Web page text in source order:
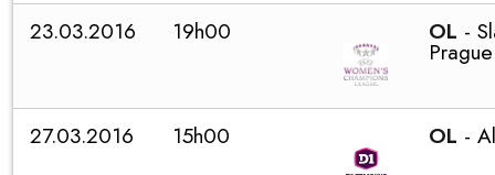
23.03.2016
19h00 OL -
Prague
27.03.2016 15h00 OL -